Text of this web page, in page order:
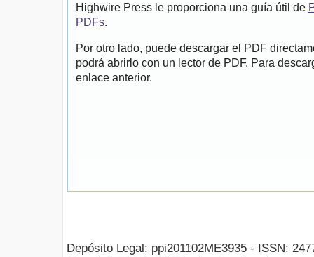
Highwire Press le proporciona una guía útil de
PDFs.
Por otro lado, puede descargar el PDF
podrá abrirlo con un lector de PDF. Para
enlace anterior.
Depósito Legal: ppi201102ME3935 - ISSN: